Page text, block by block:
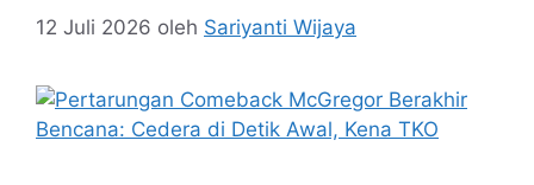
12 Juli 2026 oleh Sariyanti Wijaya